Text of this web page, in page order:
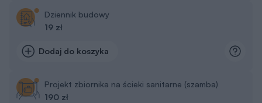
Dziennik budowy
19 zł
Dodaj do koszyka
Projekt zbiornika na ścieki sanitarne (szamba)
190 zł